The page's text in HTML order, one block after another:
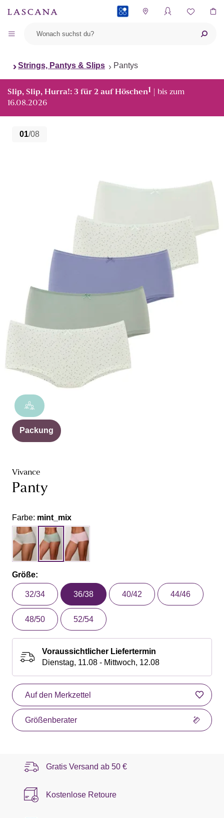
Strings, Pantys & Slips Pantys
Slip, Slip, Hurra!: 3 für 2 auf Höschen1 | bis zum
16.08.2026
01/08
Packung
Vivance
Panty
Farbe: mint_mix
Größe:
32/34 36/38 40/42 44/46
48/50 52/54
Voraussichtlicher Liefertermin
Dienstag, 11.08 - Mittwoch, 12.08
Auf den Merkzettel
Größenberater
Gratis Versand ab 50 €
Kostenlose Retoure